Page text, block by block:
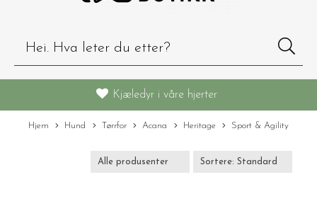
Kjæledyr i våre hjerter
Hjem Hund Tørrfor Acana Heritage Sport & Agility